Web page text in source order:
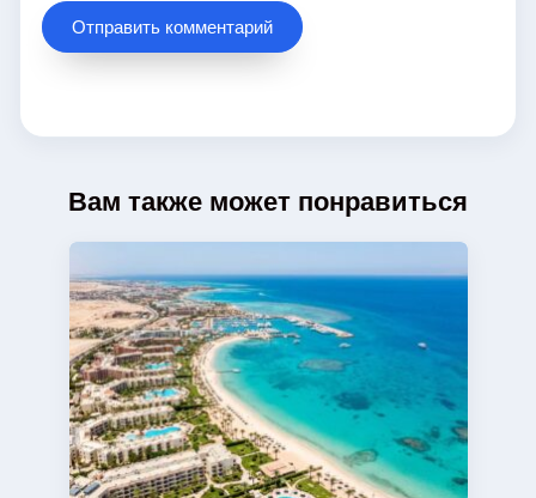
Вам также может понравиться